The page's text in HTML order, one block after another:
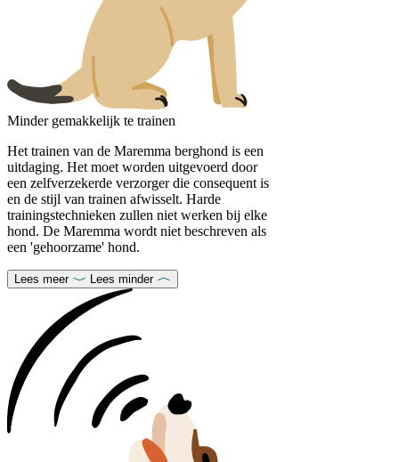
Minder gemakkelijk te trainen
Het trainen van de Maremma berghond is een
uitdaging. Het moet worden uitgevoerd door
een zelfverzekerde verzorger die consequent is
en de stijl van trainen afwisselt. Harde
trainingstechnieken zullen niet werken bij elke
hond. De Maremma wordt niet beschreven als
een 'gehoorzame' hond.
Lees meer Lees minder